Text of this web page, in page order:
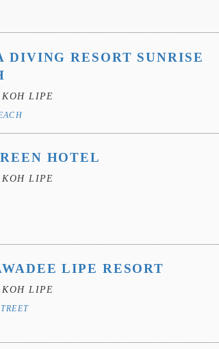
DIVING RESORT SUNRISE
LIPE
HOTEL
LIPE
LIPE RESORT
LIPE